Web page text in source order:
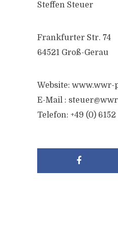
Steffen Steuer
Frankfurter Str. 74
64521 Groß-Gerau
Website: www.wwr-
E-Mail :
Telefon: +49 (0)